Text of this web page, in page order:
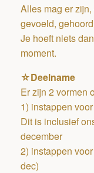
Alles mag er
gevoeld,
Je hoeft niets
moment.
☆Deelname
Er zijn 2 vormen
1) instappen
Dit is inclusief
december
2) instappen
dec)